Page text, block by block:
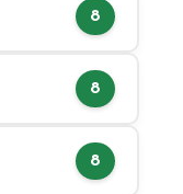
8
8
8